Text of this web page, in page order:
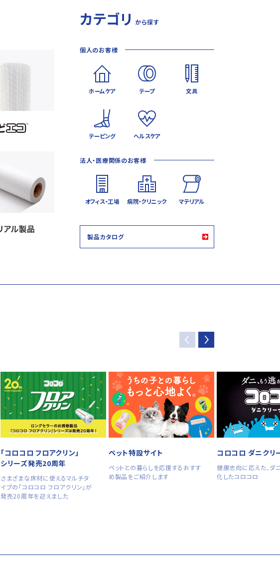
カテゴリ から探す
個人のお客様
ホームケア テープ 文具
テーピング ヘルスケア
法人・医療関係のお客様
オフィス・工場 病院・クリニック マテリアル
製品カタログ
「コロコロ フロアクリン」
シリーズ発売20周年
さまざまな床材に使えるマルチタ
イプの「コロコロ フロアクリン」が
発売20周年を迎えました
ペット特設サイト
ペットとの暮らしを応援するおすす
め製品をご紹介します
コロコロ ダニクリ
健康志向に応えた、ダ
化したコロコロ